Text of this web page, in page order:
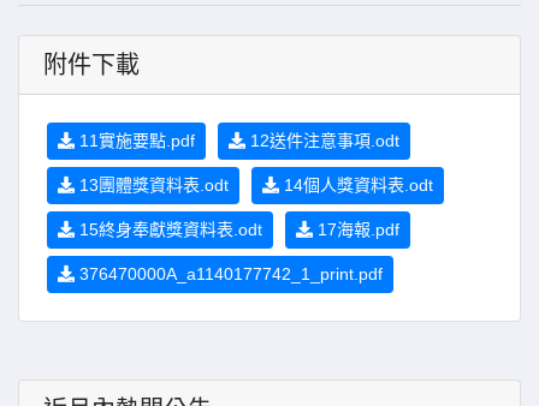
附件下載
11實施要點.pdf 12送件注意事項.odt
13團體獎資料表.odt 14個人獎資料表.odt
15終身奉獻獎資料表.odt 17海報.pdf
376470000A_a1140177742_1_print.pdf